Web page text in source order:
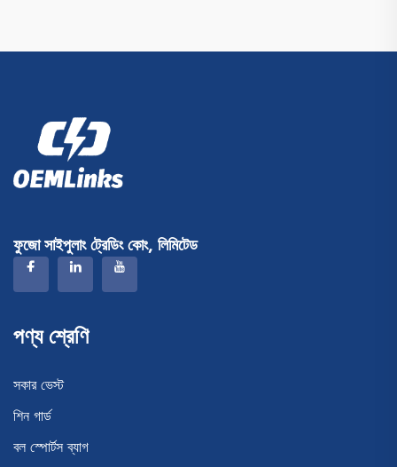
ফুজো সাইপুলাং ট্রেডিং কোং, লিমিটেড
পণ্য শ্রেণি
সকার ভেস্ট
শিন গার্ড
বল স্পোর্টস ব্যাগ